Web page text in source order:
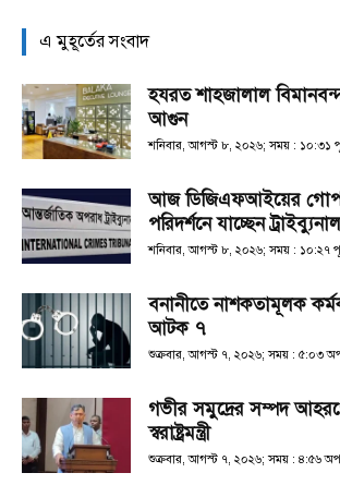
এ মুহূর্তের সংবাদ
হযরত শাহজালাল
আগুন
শনিবার, আগস্ট ৮, ২০২৬; সময় : ১০:৩১
আজ ডিজিএফআইয়ের গোপন
পরিদর্শনে যাচ্ছেন ট্রাইব্যুনাল
শনিবার, আগস্ট ৮, ২০২৬; সময় : ১০:২৭
বনানীতে নাশকতামূলক
আটক ৭
শুক্রবার, আগস্ট ৭, ২০২৬; সময় : ৫:০৩
গভীর সমুদ্রের সম্পদ
স্বরাষ্ট্রমন্ত্রী
শুক্রবার, আগস্ট ৭, ২০২৬; সময় : ৪:৫৬